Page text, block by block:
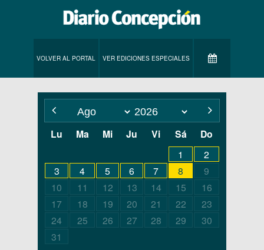
VOLVER AL PORTAL VER EDICIONES ESPECIALES
Lu Ma Mi Ju Vi Sá Do
1
2
3
4 5 6 7 8
9
10
11 12 13 14 15
16
17
18 19 20 21 22
23
24
25 26 27 28 29
30
31